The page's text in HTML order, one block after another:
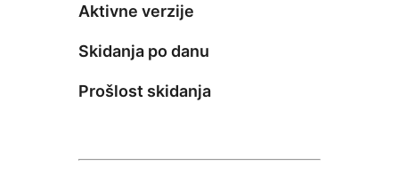
Aktivne verzije
Skidanja po danu
Prošlost skidanja